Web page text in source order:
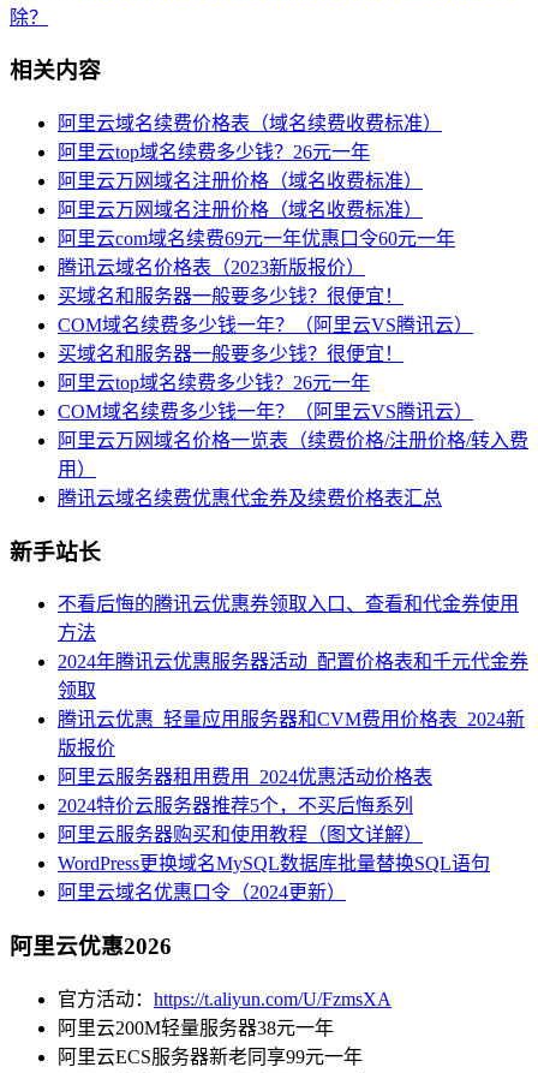
除？
相关内容
阿里云域名续费价格表（域名续费收费标准）
阿里云top域名续费多少钱？26元一年
阿里云万网域名注册价格（域名收费标准）
阿里云万网域名注册价格（域名收费标准）
阿里云com域名续费69元一年优惠口令60元一年
腾讯云域名价格表（2023新版报价）
买域名和服务器一般要多少钱？很便宜！
COM域名续费多少钱一年？（阿里云VS腾讯云）
买域名和服务器一般要多少钱？很便宜！
阿里云top域名续费多少钱？26元一年
COM域名续费多少钱一年？（阿里云VS腾讯云）
阿里云万网域名价格一览表（续费价格/注册价格/转入费
用）
腾讯云域名续费优惠代金券及续费价格表汇总
新手站长
不看后悔的腾讯云优惠券领取入口、查看和代金券使用
方法
2024年腾讯云优惠服务器活动_配置价格表和千元代金券
领取
腾讯云优惠_轻量应用服务器和CVM费用价格表_2024新
版报价
阿里云服务器租用费用_2024优惠活动价格表
2024特价云服务器推荐5个，不买后悔系列
阿里云服务器购买和使用教程（图文详解）
WordPress更换域名MySQL数据库批量替换SQL语句
阿里云域名优惠口令（2024更新）
阿里云优惠2026
官方活动： https://t.aliyun.com/U/FzmsXA
阿里云200M轻量服务器38元一年
阿里云ECS服务器新老同享99元一年